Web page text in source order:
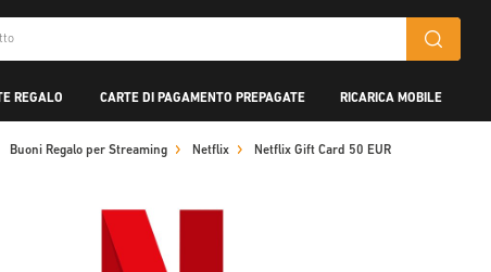
REGALO CARTE DI PAGAMENTO PREPAGATE RICARICA MOBILE
Buoni Regalo per Streaming Netflix Netflix Gift Card 50 EUR